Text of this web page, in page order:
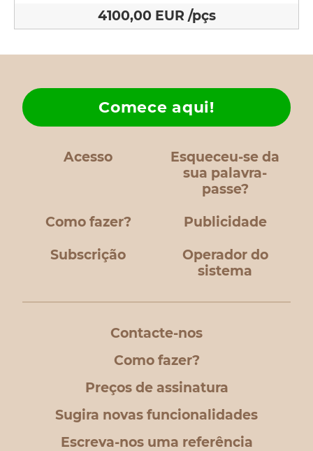
4100,00 EUR /pçs
Acesso
Esqueceu-se da
sua palavra-
passe?
Como fazer?
Comece aqui!
Publicidade
Subscrição
Operador do
sistema
Contacte-nos
Como fazer?
Preços de assinatura
Sugira novas funcionalidades
Escreva-nos uma referência